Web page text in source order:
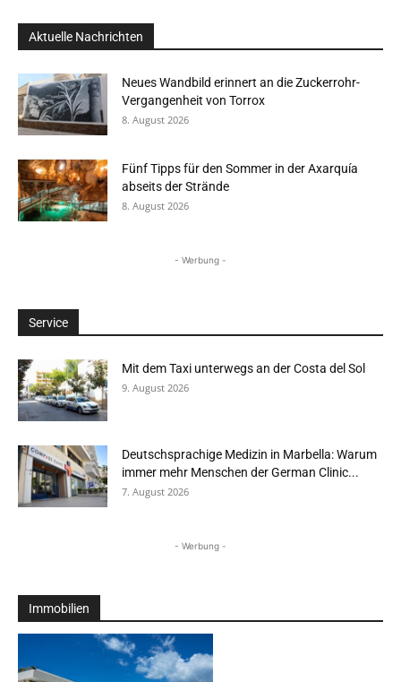
Aktuelle Nachrichten
Neues Wandbild erinnert an die Zuckerrohr-
Vergangenheit von Torrox
8. August 2026
Fünf Tipps für den Sommer in der Axarquía
abseits der Strände
8. August 2026
- Werbung -
Service
Mit dem Taxi unterwegs an der Costa del Sol
9. August 2026
Deutschsprachige Medizin in Marbella: Warum
immer mehr Menschen der German Clinic...
7. August 2026
- Werbung -
Immobilien